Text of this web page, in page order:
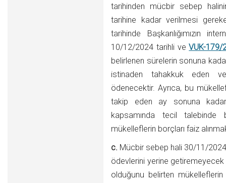
tarihinden mücbir sebep
tarihine kadar verilmesi
tarihinde Başkanlığımızın
10/12/2024 tarihli veVUK-179/
belirlenen sürelerin sonuna
istinaden tahakkuk eden
ödenecektir. Ayrıca, bu
takip eden ay sonuna
kapsamında tecil talebinde
mükelleflerin borçları faiz
c. Mücbir sebep hali 30/11/
ödevlerini yerine
olduğunu belirten